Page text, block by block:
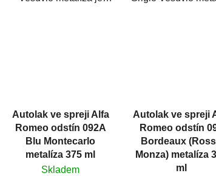
Autolak ve spreji Alfa
Romeo odstín 092A
Blu Montecarlo
metalíza 375 ml
Skladem
Autolak ve spreji
Romeo odstín
Bordeaux
Monza) metalíza
ml